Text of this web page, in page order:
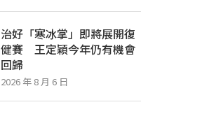
治好「寒冰掌」即將展開復
健賽 王定穎今年仍有機會
回歸
2026 年 8 月 6 日